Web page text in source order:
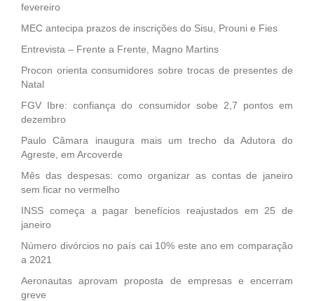
fevereiro
MEC antecipa prazos de inscrições do Sisu, Prouni e Fies
Entrevista – Frente a Frente, Magno Martins
Procon orienta consumidores sobre trocas de presentes de
Natal
FGV Ibre: confiança do consumidor sobe 2,7 pontos em
dezembro
Paulo Câmara inaugura mais um trecho da Adutora do
Agreste, em Arcoverde
Mês das despesas: como organizar as contas de janeiro
sem ficar no vermelho
INSS começa a pagar benefícios reajustados em 25 de
janeiro
Número divórcios no país cai 10% este ano em comparação
a 2021
Aeronautas aprovam proposta de empresas e encerram
greve